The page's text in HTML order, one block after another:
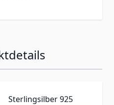
Sterlingsilber 925